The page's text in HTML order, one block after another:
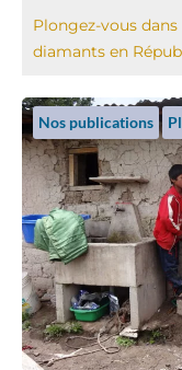
Plongez-vous
diamants en
Nos publications